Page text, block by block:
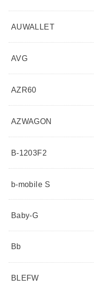
AUWALLET
AVG
AZR60
AZWAGON
B-1203F2
b-mobile S
Baby-G
Bb
BLEFW